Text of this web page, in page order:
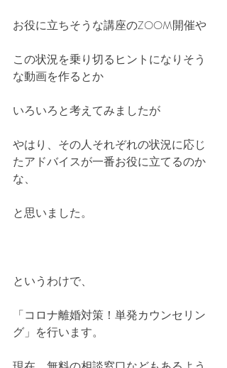
お役に立ちそうな講座のZOOM開催や
この状況を乗り切るヒントになりそう
な動画を作るとか
いろいろと考えてみましたが
やはり、その人それぞれの状況に応じ
たアドバイスが一番お役に立てるのか
な、
と思いました。
というわけで、
「コロナ離婚対策！単発カウンセリン
グ」を行います。